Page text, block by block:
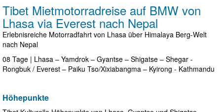
Tibet Mietmotorradreise auf BMW von
Lhasa via Everest nach Nepal
Erlebnisreiche Motorradfahrt von Lhasa über Himalaya Berg-Welt
nach Nepal
08 Tage | Lhasa – Yamdrok – Gyantse – Shigatse – Shegar -
Rongbuk / Everest – Paiku Tso/Xixiabangma – Kyirong - Kathmandu
Höhepunkte